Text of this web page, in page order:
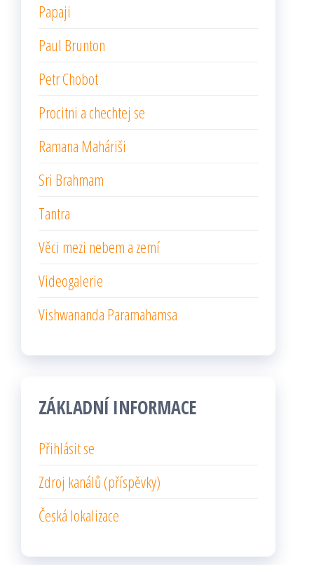
Papaji
Paul Brunton
Petr Chobot
Procitni a chechtej se
Ramana Maháriši
Sri Brahmam
Tantra
Věci mezi nebem a zemí
Videogalerie
Vishwananda Paramahamsa
ZÁKLADNÍ INFORMACE
Přihlásit se
Zdroj kanálů (příspěvky)
Česká lokalizace